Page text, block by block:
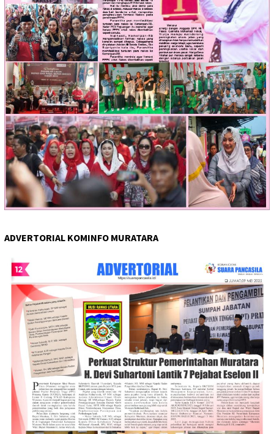
ADVERTORIAL KOMINFO MURATARA